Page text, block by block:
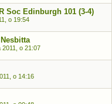
Soc Edinburgh 101 (3-4)
o 19:54
2011, o 21:07
o 14:16